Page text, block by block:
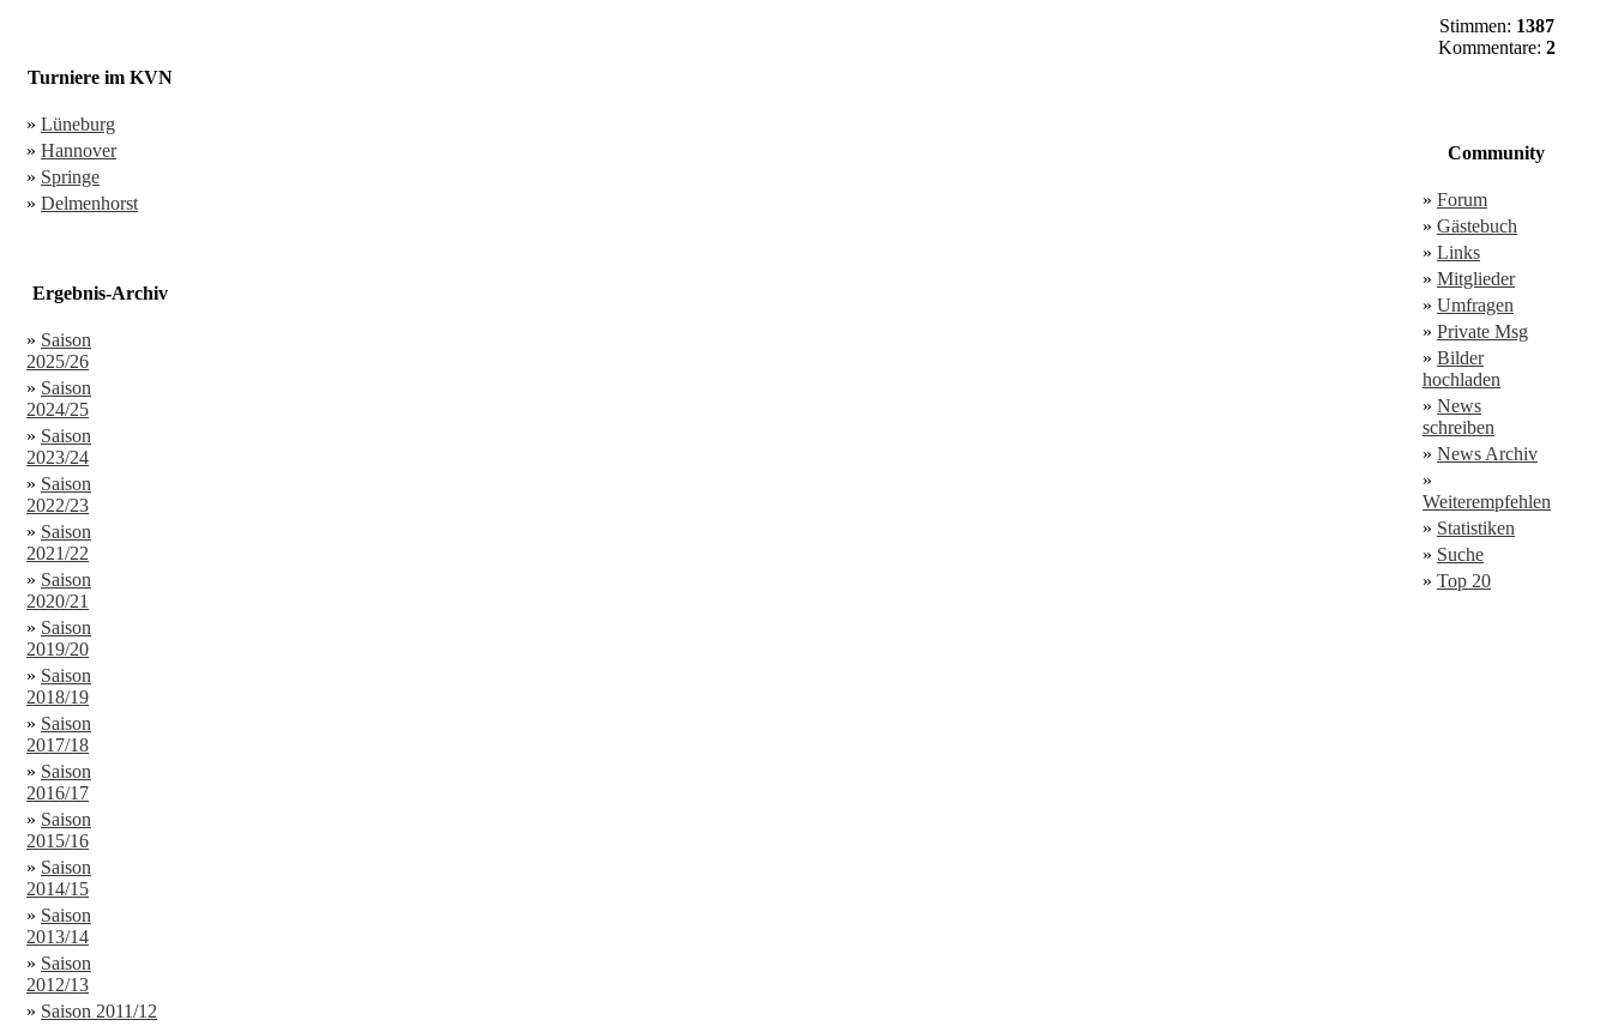
Turniere im KVN
» Lüneburg
» Hannover
» Springe
» Delmenhorst
Ergebnis-Archiv
» Saison
2025/26
» Saison
2024/25
» Saison
2023/24
» Saison
2022/23
» Saison
2021/22
» Saison
2020/21
» Saison
2019/20
» Saison
2018/19
» Saison
2017/18
» Saison
2016/17
» Saison
2015/16
» Saison
2014/15
» Saison
2013/14
» Saison
2012/13
» Saison 2011/12
Stimmen: 1387
Kommentare: 2
Community
» Forum
» Gästebuch
» Links
» Mitglieder
» Umfragen
» Private Msg
» Bilder
hochladen
» News
schreiben
» News Archiv
»
Weiterempfehlen
» Statistiken
» Suche
» Top 20